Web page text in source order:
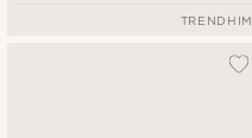
TRENDHIM